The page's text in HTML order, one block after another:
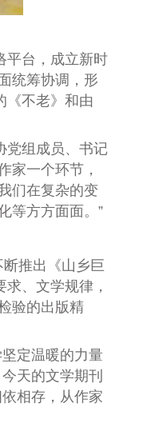
平台，成立新时
统筹协调，形
《不老》和由
党组成员、书记
家一个环节，
们在复杂的变
等方方面面。”
推出《山乡巨
、文学规律，
验的出版精
定温暖的力量
天的文学期刊
相存，从作家